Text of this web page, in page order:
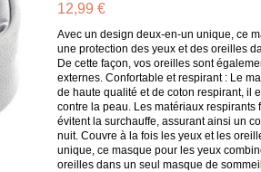
yeux et les oreilles Gris
12,99 €
Avec un design deux-en-un unique, ce
une protection des yeux et des oreilles
De cette façon, vos oreilles sont
externes. Confortable et respirant : Le
de haute qualité et de coton respirant, il
contre la peau. Les matériaux
évitent la surchauffe, assurant ainsi un
nuit. Couvre à la fois les yeux et les
unique, ce masque pour les yeux
oreilles dans un seul masque de